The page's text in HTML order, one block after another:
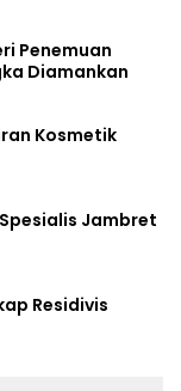
Penemuan
Diamankan
Kosmetik
Jambret
Residivis